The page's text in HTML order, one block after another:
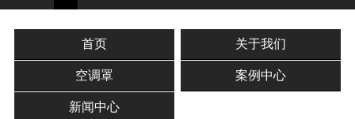
首页 关于我们
空调罩 案例中心
新闻中心